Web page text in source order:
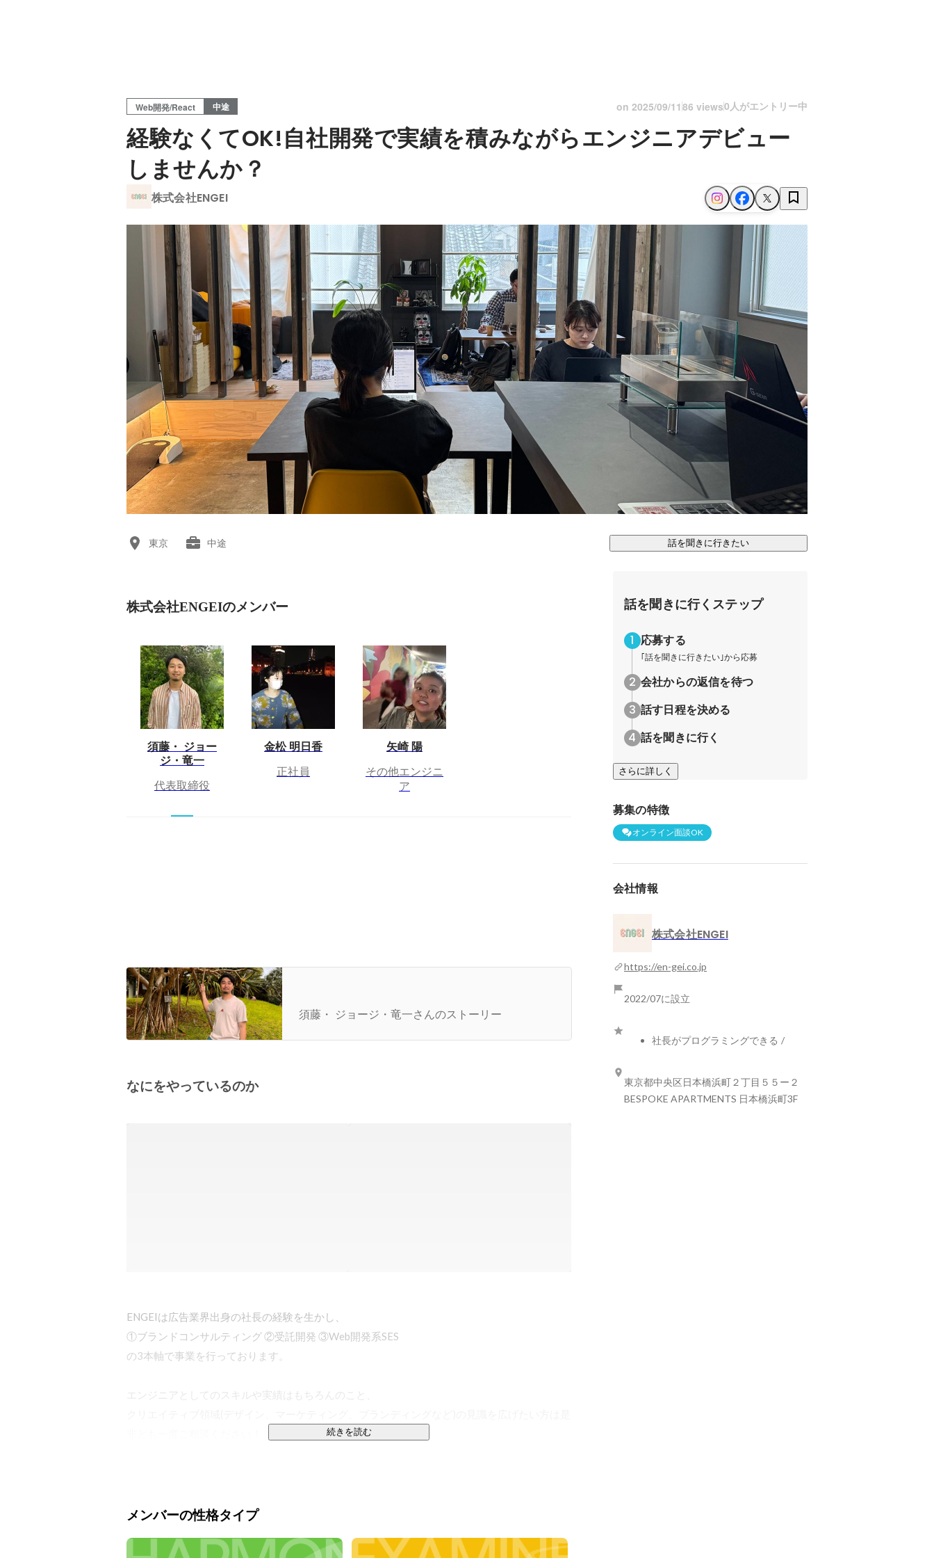
Web開発/React 中途 on 2025/09/11 86 views0人がエントリー中
経験なくてOK!自社開発で実績を積みながらエンジニアデビュー
しませんか？
株式会社ENGEI
東京 中途 話を聞きに行きたい
株式会社ENGEIのメンバー
須藤・ ジョー
ジ・竜一
代表取締役
金松 明日香
正社員
矢崎 陽
その他エンジニ
ア
須藤・ ジョージ・竜一さんのストーリー
なにをやっているのか
ENGEIは広告業界出身の社長の経験を生かし、
①ブランドコンサルティング ②受託開発 ③Web開発系SES
の3本軸で事業を行っております。
エンジニアとしてのスキルや実績はもちろんのこと、
ある程度の事業規模になると、採用・営業・社内などさまざまな視点で一貫した姿勢やメッセ
そこでENGEIはお客様の本意が企業理念に反映されていて、その理念に基づいたクリエイティ
続きを読む
メンバーの性格タイプ
話を聞きに行くステップ
応募する
｢話を聞きに行きたい｣から応募
会社からの返信を待つ
話す日程を決める
話を聞きに行く
さらに詳しく
募集の特徴
オンライン面談OK
会社情報
株式会社ENGEI
https://en-gei.co.jp
2022/07に設立
社長がプログラミングできる /
東京都中央区日本橋浜町２丁目５５ー２
BESPOKE APARTMENTS 日本橋浜町3F